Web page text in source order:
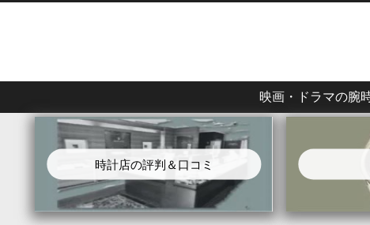
映画・ドラマの腕
時計店の評判＆口コミ